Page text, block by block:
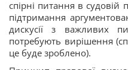
спірні питання в судовій
підтримання
дискусії з важливих
потребують вирішення
це буде зроблено).